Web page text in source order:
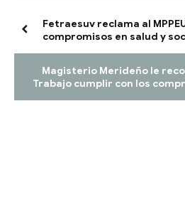
Fetraesuv reclama al
compromisos en salud y
Magisterio Merideño le
Trabajo cumplir con los